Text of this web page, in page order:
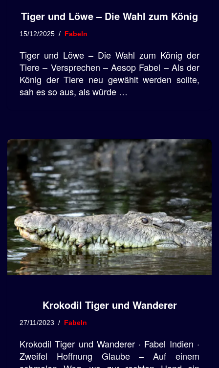
Tiger und Löwe – Die Wahl zum König
15/12/2025 Fabeln
Tiger und Löwe – Die Wahl zum König der
Tiere – Versprechen – Aesop Fabel – Als der
König der Tiere neu gewählt werden sollte,
sah es so aus, als würde …
Krokodil Tiger und Wanderer
27/11/2023 Fabeln
Krokodil Tiger und Wanderer · Fabel Indien ·
Zweifel Hoffnung Glaube – Auf einem